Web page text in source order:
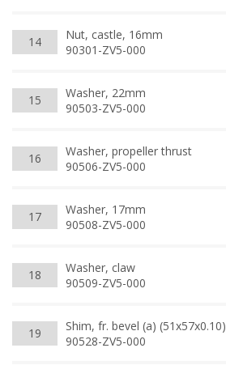
14
Nut, castle, 16mm
90301-ZV5-000
15
Washer, 22mm
90503-ZV5-000
16
Washer, propeller thrust
90506-ZV5-000
17
Washer, 17mm
90508-ZV5-000
18
Washer, claw
90509-ZV5-000
19
Shim, fr. bevel (a) (51x57x0.10)
90528-ZV5-000